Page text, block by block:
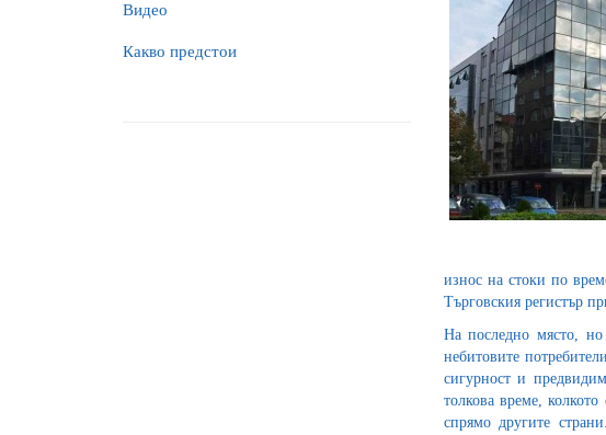
Видео
Какво предстои
износ на стоки по
Търговския регистър
На последно място,
небитовите
сигурност и
толкова време,
спрямо другите